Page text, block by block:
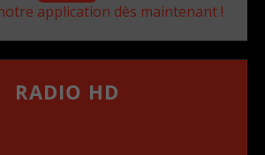
application dès maintenant !
RADIO HD